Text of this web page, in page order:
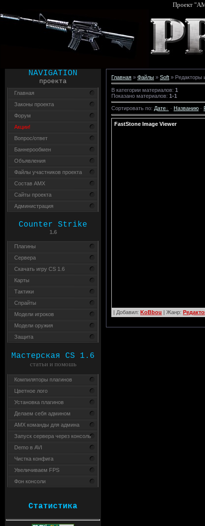
Проект
NAVIGATION
проекта
Главная
Законы проекта
Форум
Акции!
Вопрос/ответ
Баннерообмен
Объявления
Файлы участников проекта
Состав AMX
Сайты проекта
Администрация
Counter Strike
1.6
Плагины
Сервера
Скачать игру CS 1.6
Карты
Тактики
Спрайты
Модели игроков
Модели оружия
Защита
Мастерская CS 1.6
статьи и помошь
Компиляторы плагинов
Цветное лого
Установка плагинов
Делаем себя админом
AMX команды для админа
Запуск сервера через консоль
Demo в AVI
Чистка конфига
Увеличиваем FPS
Фон консоли
Статистика
Главная » Файлы » Soft » Редакторы
В категории материалов: 1
Показано материалов: 1-1
Сортировать по: Дате · Названию ·
FastStone Image Viewer
| Добавил: KoBbou | Жанр: